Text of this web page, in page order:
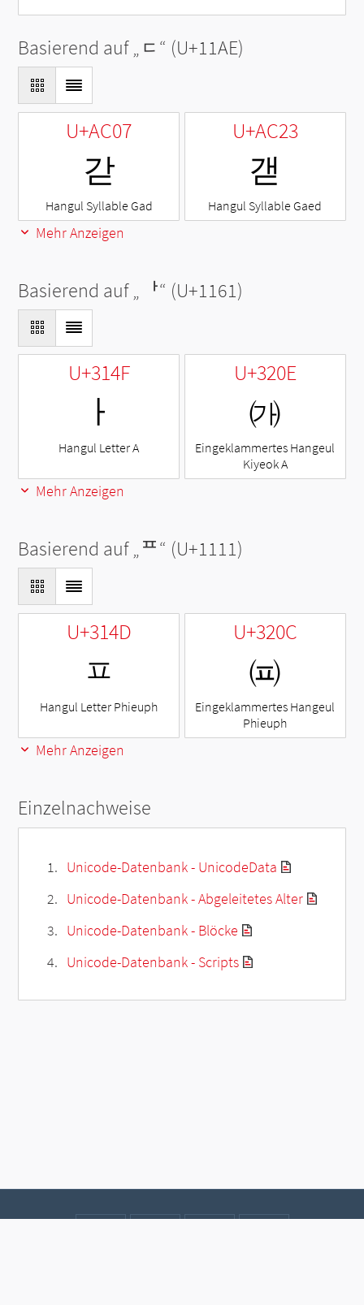
Basierend auf „ᆮ“ (U+11AE)
U+AC07
갇
Hangul Syllable Gad
U+AC23
갣
Hangul Syllable Gaed
Mehr Anzeigen
Basierend auf „ ᅡ“ (U+1161)
U+314F
ㅏ
Hangul Letter A
U+320E
㈎
Eingeklammertes Hangeul
Kiyeok A
Mehr Anzeigen
Basierend auf „ᄑ“ (U+1111)
U+314D
ㅍ
Hangul Letter Phieuph
U+320C
㈌
Eingeklammertes Hangeul
Phieuph
Mehr Anzeigen
Einzelnachweise
Unicode-Datenbank - UnicodeData
Unicode-Datenbank - Abgeleitetes Alter
Unicode-Datenbank - Blöcke
Unicode-Datenbank - Scripts